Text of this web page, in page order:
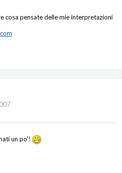
cosa pensate delle mie interpretazioni
un po'!